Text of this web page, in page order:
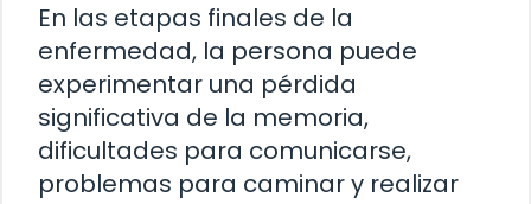
En las etapas finales de la
enfermedad, la persona puede
experimentar una pérdida
significativa de la memoria,
dificultades para comunicarse,
problemas para caminar y realizar